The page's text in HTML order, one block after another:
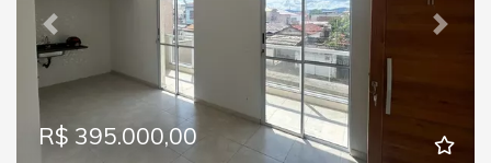
Previous Next
R$ 395.000,00